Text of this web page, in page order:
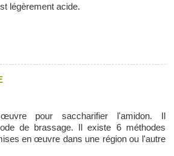
légèrement acide.
pour saccharifier l'amidon. Il
de brassage. Il existe 6 méthodes
en œuvre dans une région ou l'autre